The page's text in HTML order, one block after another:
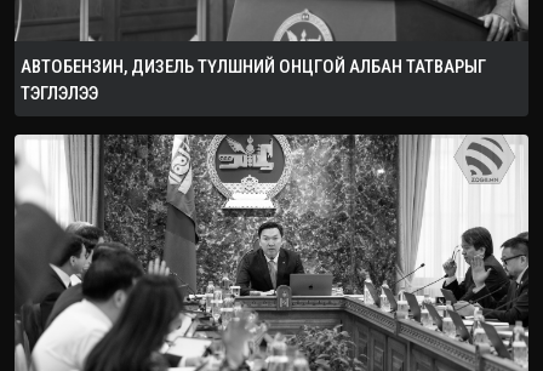
АВТОБЕНЗИН, ДИЗЕЛЬ ТҮЛШНИЙ ОНЦГОЙ АЛБАН ТАТВАРЫГ
ТЭГЛЭЛЭЭ